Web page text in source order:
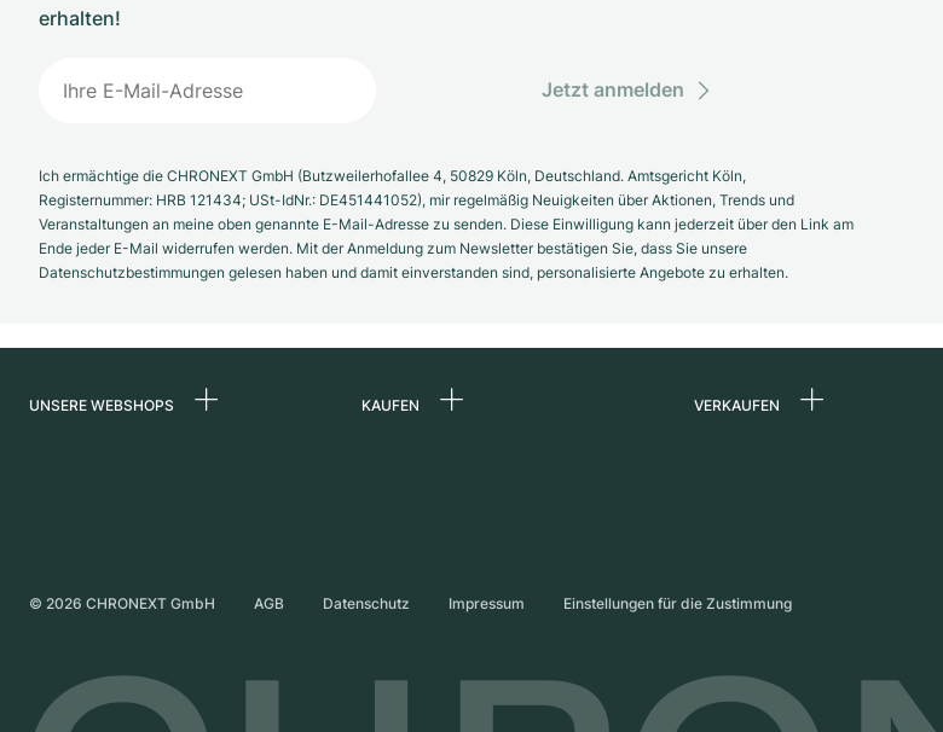
erhalten!
Jetzt anmelden
Ich ermächtige die CHRONEXT GmbH (Butzweilerhofallee 4, 50829 Köln, Deutschland. Amtsgericht Köln,
Registernummer: HRB 121434; USt-IdNr.: DE451441052), mir regelmäßig Neuigkeiten über Aktionen, Trends und
Veranstaltungen an meine oben genannte E-Mail-Adresse zu senden. Diese Einwilligung kann jederzeit über den Link am
Ende jeder E-Mail widerrufen werden. Mit der Anmeldung zum Newsletter bestätigen Sie, dass Sie unsere
Datenschutzbestimmungen gelesen haben und damit einverstanden sind, personalisierte Angebote zu erhalten.
UNSERE WEBSHOPS
Vereinigtes Königreich
KAUFEN VERKAUFEN
© 2026 CHRONEXT GmbH AGB Datenschutz Impressum Einstellungen für die Zustimmung